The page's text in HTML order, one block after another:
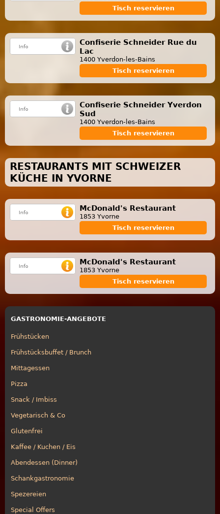
Tisch reservieren
Confiserie Schneider Rue du
Lac
1400 Yverdon-les-Bains
Tisch reservieren
Confiserie Schneider Yverdon
Sud
1400 Yverdon-les-Bains
Tisch reservieren
RESTAURANTS MIT SCHWEIZER
KÜCHE IN YVORNE
McDonald's Restaurant
1853 Yvorne
Tisch reservieren
McDonald's Restaurant
1853 Yvorne
Tisch reservieren
GASTRONOMIE-ANGEBOTE
Frühstücken
Frühstücksbuffet / Brunch
Mittagessen
Pizza
Snack / Imbiss
Vegetarisch & Co
Glutenfrei
Kaffee / Kuchen / Eis
Abendessen (Dinner)
Schankgastronomie
Spezereien
Special Offers